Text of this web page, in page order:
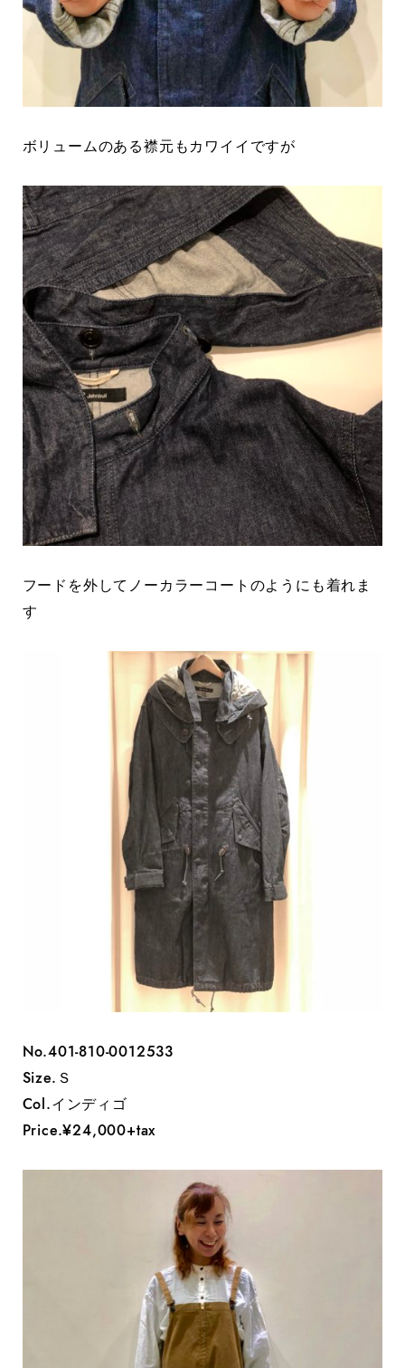
ボリュームのある襟元もカワイイですが
フードを外してノーカラーコートのようにも着れま
す
No.401-810-0012533
Size.Ｓ
Col.インディゴ
Price.¥24,000+tax